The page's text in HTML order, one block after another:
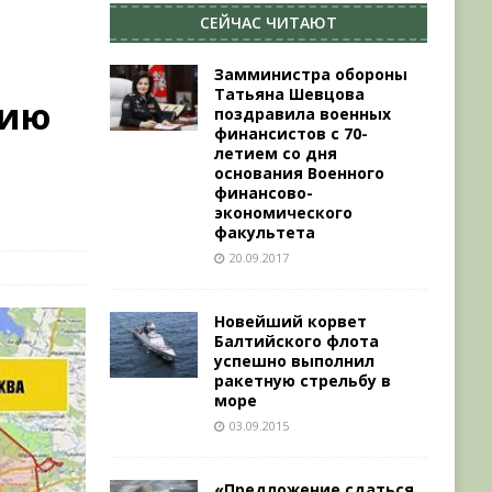
СЕЙЧАС ЧИТАЮТ
Замминистра обороны
Татьяна Шевцова
поздравила военных
финансистов с 70-
летием со дня
основания Военного
финансово-
экономического
факультета
20.09.2017
Новейший корвет
Балтийского флота
успешно выполнил
ракетную стрельбу в
море
03.09.2015